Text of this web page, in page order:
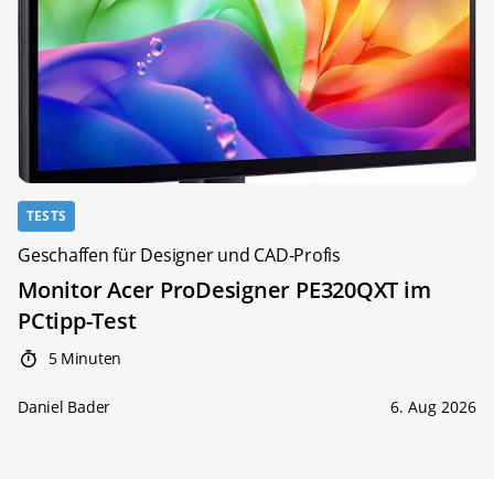
TESTS
Geschaffen für Designer und CAD-Profis
Monitor Acer ProDesigner PE320QXT im
PCtipp-Test
5 Minuten
Daniel Bader 6. Aug 2026